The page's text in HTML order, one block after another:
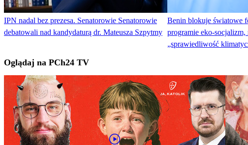
IPN nadal bez prezesa. Senatorowie Senatorowie
debatowali nad kandydaturą dr. Mateusza Szpytmy
Benin blokuje światowe
programie eko-socjalizm,
„sprawiedliwość
Oglądaj na PCh24 TV